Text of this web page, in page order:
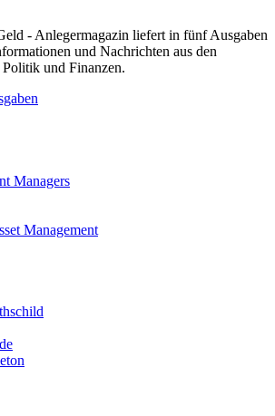
- Anlegermagazin liefert in fünf Ausgaben
und Nachrichten aus den
und Finanzen.
Managers
Management